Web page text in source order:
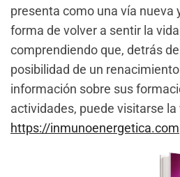
presenta como una vía nueva
forma de volver a sentir la
comprendiendo que, detrás
posibilidad de un
información sobre sus
actividades, puede visitarse la
https://inmunoenergetica.com